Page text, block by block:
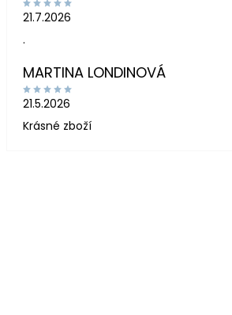
21.7.2026
.
MARTINA LONDINOVÁ
21.5.2026
Krásné zboží